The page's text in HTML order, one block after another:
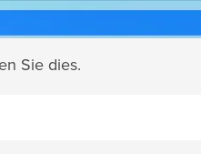
Sie dies.